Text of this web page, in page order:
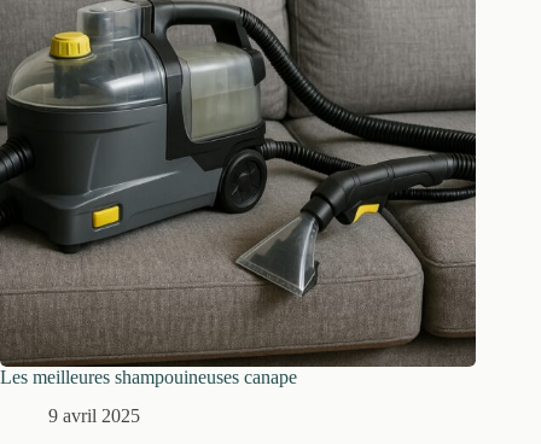
Les meilleures shampouineuses canape
9 avril 2025